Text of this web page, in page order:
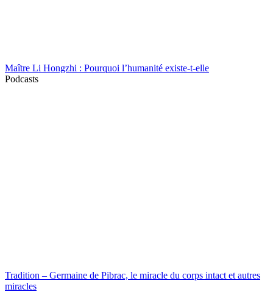
Maître Li Hongzhi : Pourquoi l’humanité existe-t-elle
Podcasts
Tradition – Germaine de Pibrac, le miracle du corps intact et autres
miracles